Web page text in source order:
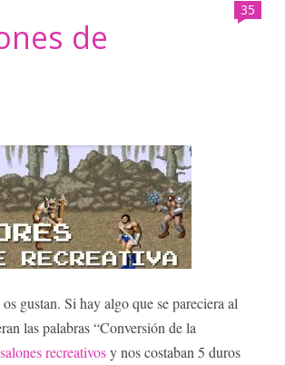
35
de
gustan. Si hay algo que se pareciera al
las palabras “Conversión de la
recreativosy nos costaban 5 duros